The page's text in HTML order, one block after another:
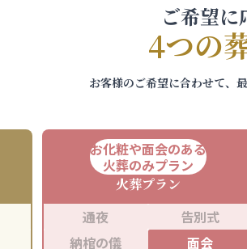
ご希望に
4つの
お客様のご希望に合わせて、
お化粧や面会のある
火葬のみプラン
火葬プラン
通夜
告別式
納棺の儀
面会